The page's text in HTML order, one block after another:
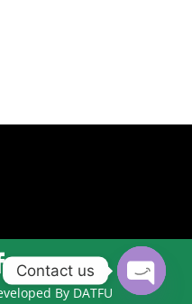
By DATFU
Contact us